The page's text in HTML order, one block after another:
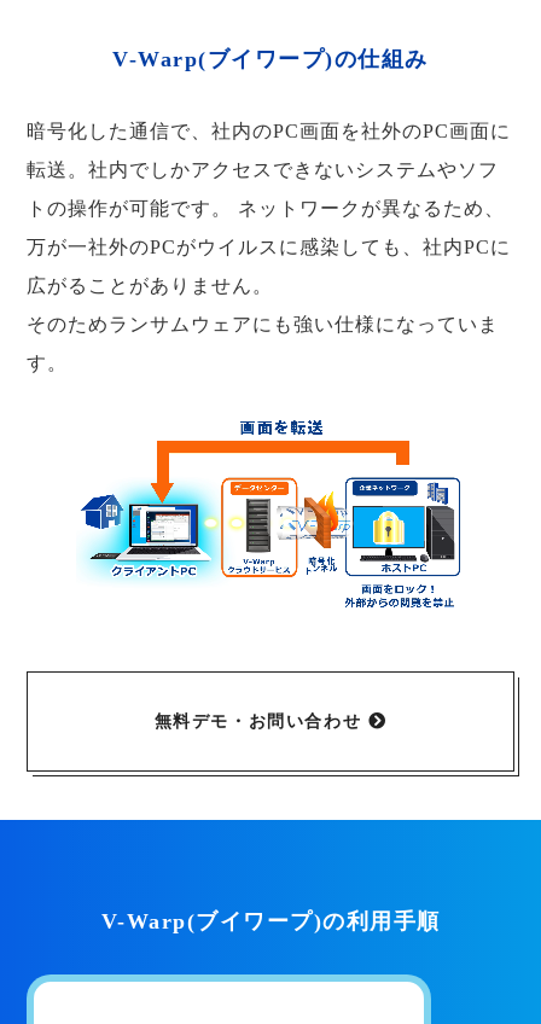
V-Warp(ブイワープ)の仕組み
暗号化した通信で、社内のPC画面を社外のPC画面に
転送。社内でしかアクセスできないシステムやソフ
トの操作が可能です。
ネットワークが異なるため、
万が一社外のPCがウイルスに感染しても、社内PCに
広がることがありません。
そのためランサムウェアにも強い仕様になっていま
す。
無料デモ・お問い合わせ
V-Warp(ブイワープ)の利用手順